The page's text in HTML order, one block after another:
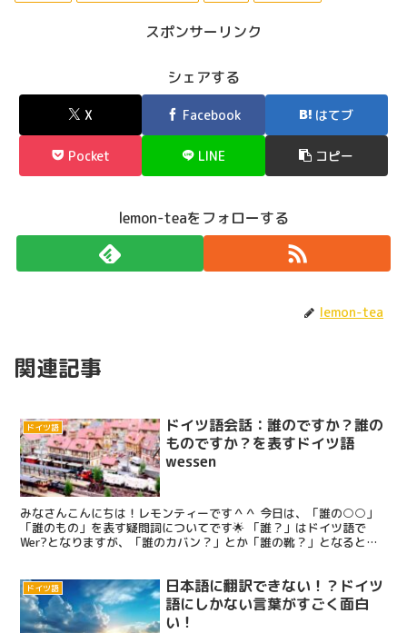
スポンサーリンク
シェアする
X Facebook はてブ
Pocket LINE コピー
lemon-teaをフォローする
lemon-tea
関連記事
ドイツ語
ドイツ語会話：誰のですか？誰の
ものですか？を表すドイツ語
wessen
みなさんこんにちは！レモンティーです＾＾ 今日は、「誰の○○」
「誰のもの」を表す疑問詞についてです🌟 「誰？」はドイツ語で
Wer?となりますが、「誰のカバン？」とか「誰の靴？」となると少
ドイツ語
日本語に翻訳できない！？ドイツ
語にしかない言葉がすごく面白
い！